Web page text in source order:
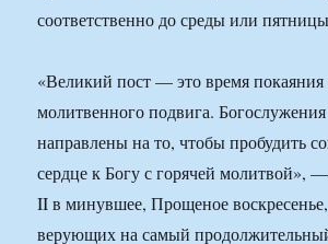
соответственно до среды или
«Великий пост — это время покаяния
молитвенного подвига.
направлены на то, чтобы пробудить
сердце к Богу с горячей молитвой»,
II в минувшее, Прощеное воскресенье,
верующих на самый